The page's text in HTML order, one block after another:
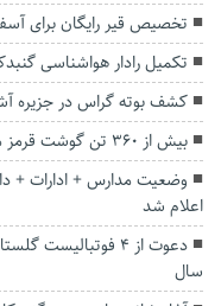
تخصیص قیر رایگان برای
تکمیل رادار هواشناسی
کشف بوته گراس در جزیره
بیش از ۳۶۰ تن گوشت قرمز منجمد در استان گلستان توزیع شد
وضعیت مدارس + ادارات +
اعلام شد
سال